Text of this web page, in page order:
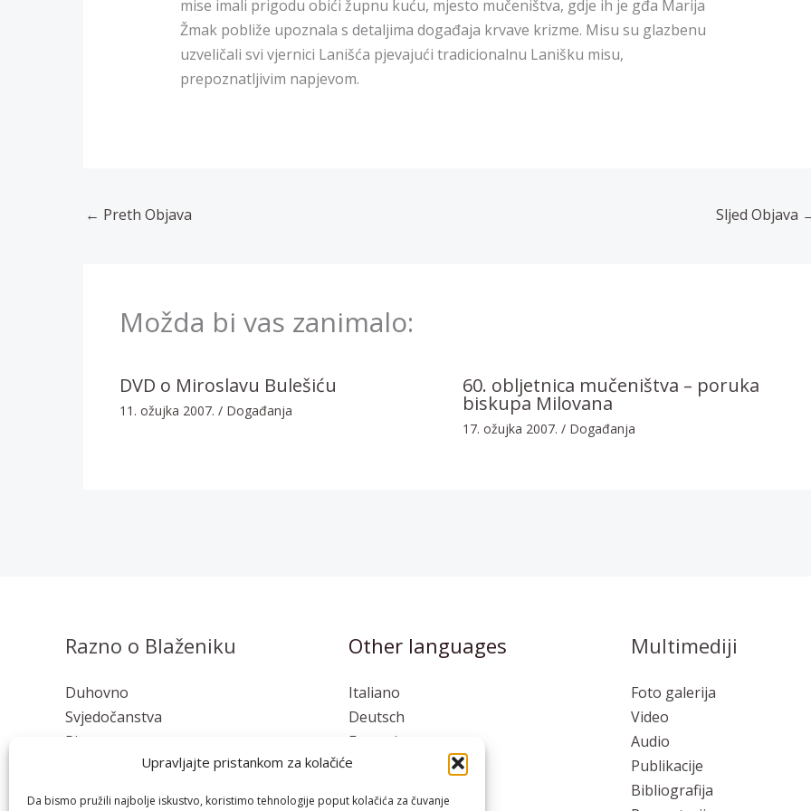
Upravljajte pristankom za kolačiće
Da bismo pružili najbolje iskustvo, koristimo tehnologije poput kolačića za čuvanje
mise imali prigodu obići župnu kuću, mjesto mučeništva, gdje ih je gđa Marija
Žmak pobliže upoznala s detaljima događaja krvave krizme. Misu su glazbenu
uzveličali svi vjernici Lanišća pjevajući tradicionalnu Lanišku misu,
prepoznatljivim napjevom.
← Preth Objava Sljed Objava
Možda bi vas zanimalo:
DVD o Miroslavu Bulešiću
11. ožujka 2007. / Događanja
60. obljetnica mučeništva – poruka
biskupa Milovana
17. ožujka 2007. / Događanja
Razno o Blaženiku
Duhovno
Svjedočanstva
Pisma
Other languages
Italiano
Deutsch
Français
Polski
Multimediji
Foto galerija
Video
Audio
Publikacije
Bibliografija